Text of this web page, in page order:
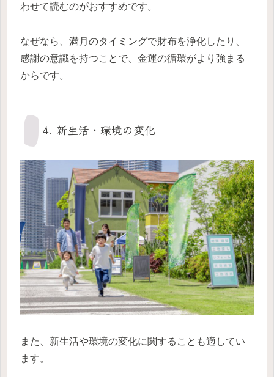
わせて読むのがおすすめです。
なぜなら、満月のタイミングで財布を浄化したり、
感謝の意識を持つことで、金運の循環がより強まる
からです。
4. 新生活・環境の変化
また、新生活や環境の変化に関することも適してい
ます。